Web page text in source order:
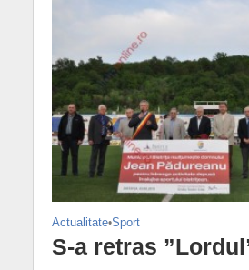
Actualitate•Sport
S-a retras